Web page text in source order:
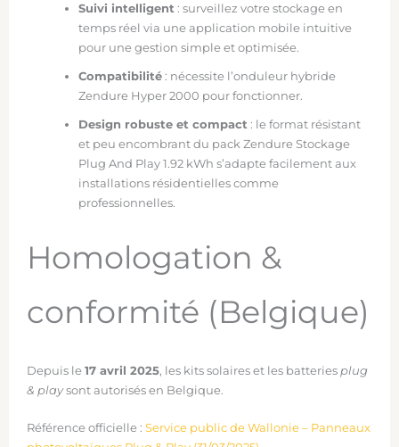
Suivi intelligent : surveillez votre stockage en
temps réel via une application mobile intuitive
pour une gestion simple et optimisée.
Compatibilité : nécessite l’onduleur hybride
Zendure Hyper 2000 pour fonctionner.
Design robuste et compact : le format résistant
et peu encombrant du pack Zendure Stockage
Plug And Play 1.92 kWh s’adapte facilement aux
installations résidentielles comme
professionnelles.
Homologation &
conformité (Belgique)
Depuis le 17 avril 2025, les kits solaires et les batteries plug
& playsont autorisés en Belgique.
Référence officielle : Service public de Wallonie – Panneaux